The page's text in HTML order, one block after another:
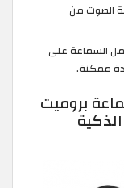
الصوت من
السماعة على
ممكنة.
بروميت